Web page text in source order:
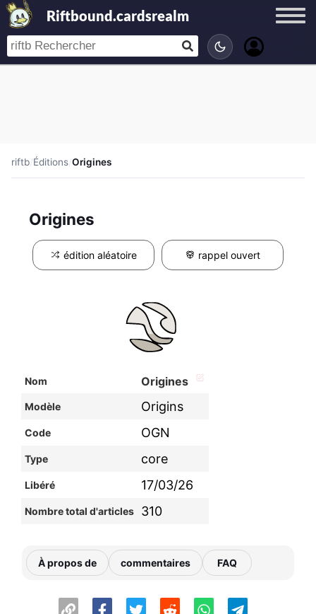
Riftbound.cardsrealm
riftb/Éditions/Origines
Origines
édition aléatoire rappel ouvert
Nom Origines
Modèle Origins
Code OGN
Type core
Libéré 17/03/26
Nombre total d'articles 310
À propos de commentaires FAQ